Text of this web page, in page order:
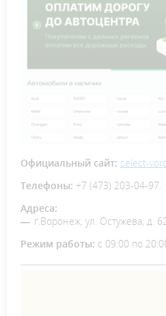
Официальный сайт: select-
Телефоны: +7 (473) 203-04-97.
Адреса:
г.Воронеж, ул. Остужева, д.
Режим работы: с 09:00 по